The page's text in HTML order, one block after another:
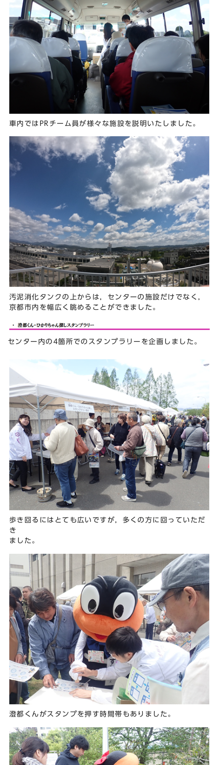
車内ではPRチーム員が様々な施設を説明いたしました。
汚泥消化タンクの上からは，センターの施設だけでなく，
京都市内を幅広く眺めることができました。
センター内の4箇所でのスタンプラリーを企画しました。
歩き回るにはとても広いですが，多くの方に回っていただ
き
ました。
澄都くんがスタンプを押す時間帯もありました。